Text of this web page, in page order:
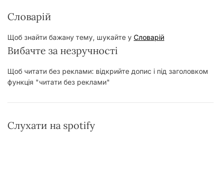
Словарій
Щоб знайти бажану тему, шукайте у Словарій
Вибачте за незручності
Щоб читати без реклами: відкрийте допис і під заголовком
функція "читати без реклами"
Слухати на spotify